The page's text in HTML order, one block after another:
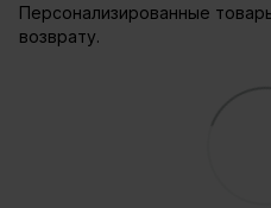
Персонализированные
возврату.